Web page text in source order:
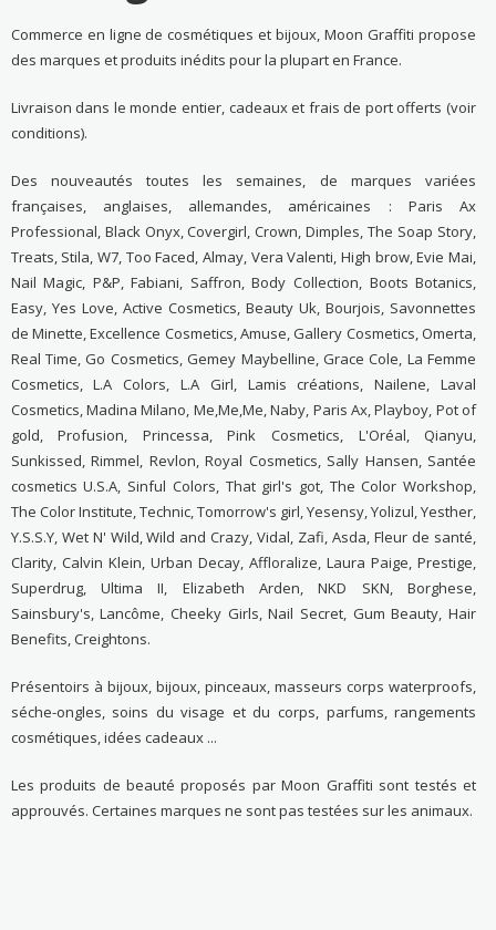
Commerce en ligne de cosmétiques et bijoux, Moon Graffiti propose
des marques et produits inédits pour la plupart en France.
Livraison dans le monde entier, cadeaux et frais de port offerts (voir
conditions).
Des nouveautés toutes les semaines, de marques variées
françaises, anglaises, allemandes, américaines : Paris Ax
Professional, Black Onyx, Covergirl, Crown, Dimples, The Soap Story,
Treats, Stila, W7, Too Faced, Almay, Vera Valenti, High brow, Evie Mai,
Nail Magic, P&P, Fabiani, Saffron, Body Collection, Boots Botanics,
Easy, Yes Love, Active Cosmetics, Beauty Uk, Bourjois, Savonnettes
de Minette, Excellence Cosmetics, Amuse, Gallery Cosmetics, Omerta,
Real Time, Go Cosmetics, Gemey Maybelline, Grace Cole, La Femme
Cosmetics, L.A Colors, L.A Girl, Lamis créations, Nailene, Laval
Cosmetics, Madina Milano, Me,Me,Me, Naby, Paris Ax, Playboy, Pot of
gold, Profusion, Princessa, Pink Cosmetics, L'Oréal, Qianyu,
Sunkissed, Rimmel, Revlon, Royal Cosmetics, Sally Hansen, Santée
cosmetics U.S.A, Sinful Colors, That girl's got, The Color Workshop,
The Color Institute, Technic, Tomorrow's girl, Yesensy, Yolizul, Yesther,
Y.S.S.Y, Wet N' Wild, Wild and Crazy, Vidal, Zafi, Asda, Fleur de santé,
Clarity, Calvin Klein, Urban Decay, Affloralize, Laura Paige, Prestige,
Superdrug, Ultima II, Elizabeth Arden, NKD SKN, Borghese,
Sainsbury's, Lancôme, Cheeky Girls, Nail Secret, Gum Beauty, Hair
Benefits, Creightons.
Présentoirs à bijoux, bijoux, pinceaux, masseurs corps waterproofs,
séche-ongles, soins du visage et du corps, parfums, rangements
cosmétiques, idées cadeaux ...
Les produits de beauté proposés par Moon Graffiti sont testés et
approuvés. Certaines marques ne sont pas testées sur les animaux.